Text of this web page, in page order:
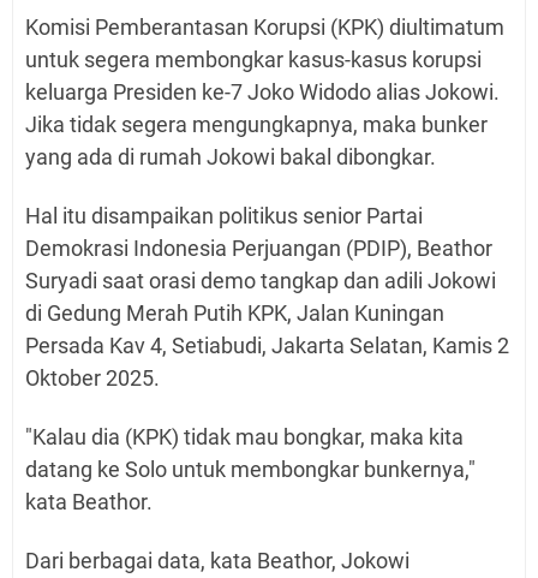
Komisi Pemberantasan Korupsi (KPK) diultimatum
untuk segera membongkar kasus-kasus korupsi
keluarga Presiden ke-7 Joko Widodo alias Jokowi.
Jika tidak segera mengungkapnya, maka bunker
yang ada di rumah Jokowi bakal dibongkar.
Hal itu disampaikan politikus senior Partai
Demokrasi Indonesia Perjuangan (PDIP), Beathor
Suryadi saat orasi demo tangkap dan adili Jokowi
di Gedung Merah Putih KPK, Jalan Kuningan
Persada Kav 4, Setiabudi, Jakarta Selatan, Kamis 2
Oktober 2025.
"Kalau dia (KPK) tidak mau bongkar, maka kita
datang ke Solo untuk membongkar bunkernya,"
kata Beathor.
Dari berbagai data, kata Beathor, Jokowi